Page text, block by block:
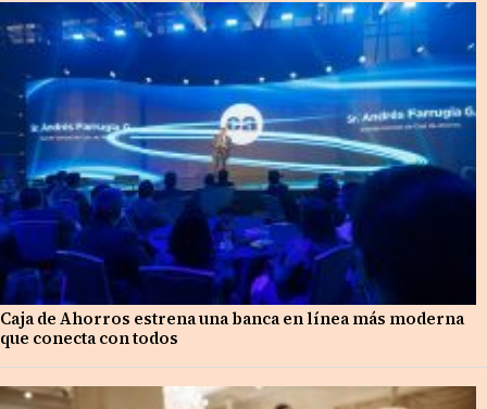
Caja de Ahorros estrena una banca en línea más moderna
que conecta con todos